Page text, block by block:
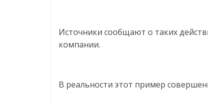
обсудить
эти
Источники сообщают о таких
компании.
В реальности этот пример